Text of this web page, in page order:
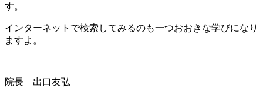
す。
インターネットで検索してみるのも一つおおきな学びになり
ますよ。
院長 出口友弘